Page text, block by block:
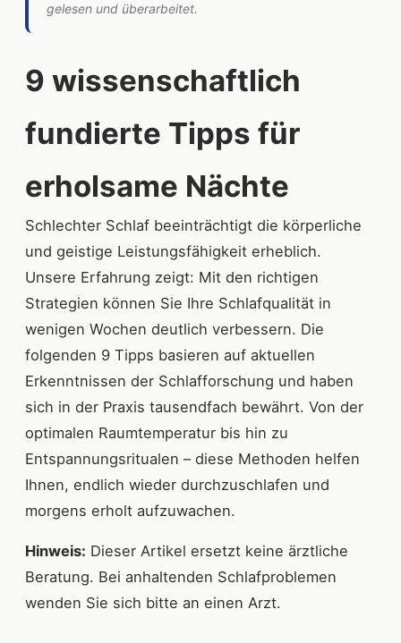
gelesen und überarbeitet.
9 wissenschaftlich
fundierte Tipps für
erholsame Nächte
Schlechter Schlaf beeinträchtigt die körperliche
und geistige Leistungsfähigkeit erheblich.
Unsere Erfahrung zeigt: Mit den richtigen
Strategien können Sie Ihre Schlafqualität in
wenigen Wochen deutlich verbessern. Die
folgenden 9 Tipps basieren auf aktuellen
Erkenntnissen der Schlafforschung und haben
sich in der Praxis tausendfach bewährt. Von der
optimalen Raumtemperatur bis hin zu
Entspannungsritualen – diese Methoden helfen
Ihnen, endlich wieder durchzuschlafen und
morgens erholt aufzuwachen.
Hinweis: Dieser Artikel ersetzt keine ärztliche
Beratung. Bei anhaltenden Schlafproblemen
wenden Sie sich bitte an einen Arzt.